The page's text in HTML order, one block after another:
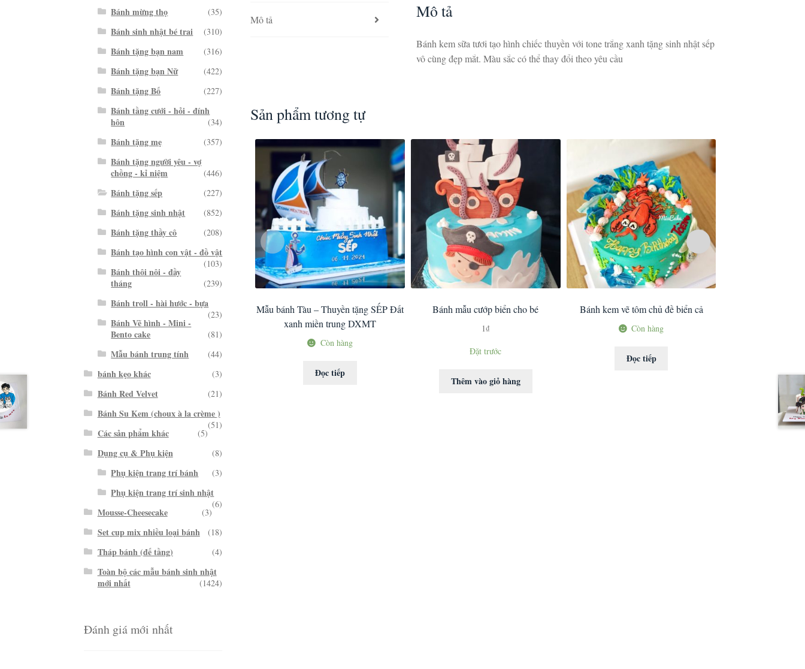
Mô tả Mô tả
Bánh kem sữa tươi tạo hình chiếc thuyền với tone trắng xanh tặng sinh nhật sếp
vô cùng đẹp mắt. Màu sắc có thể thay đổi theo yêu cầu
Sản phẩm tương tự
Mẫu bánh Tàu – Thuyền tặng SẾP Đất
xanh miền trung DXMT
Còn hàng
Đọc tiếp
Bánh mẫu cướp biển cho bé
1₫
Đặt trước
Thêm vào giỏ hàng
Bánh kem vẽ tôm chủ đề biển cả
Còn hàng
Đọc tiếp
Đọc
Bánh mừng thọ (35)
Bánh sinh nhật bé trai (310)
Bánh tặng bạn nam (316)
Bánh tặng bạn Nữ (422)
Bánh tặng Bố (227)
Bánh tầng cưới - hỏi - đính
hôn
(34)
Bánh tặng mẹ (357)
Bánh tặng người yêu - vợ
chồng - kỉ niệm
(446)
Bánh tặng sếp (227)
Bánh tặng sinh nhật (852)
Bánh tặng thầy cô (208)
Bánh tạo hình con vật - đồ vật
(103)
Bánh thôi nôi - đầy
tháng
(239)
Bánh troll - hài hước - bựa
(23)
Bánh Vẽ hình - Mini -
Bento cake
(81)
Mẫu bánh trung tính (44)
bánh kẹo khác (3)
Bánh Red Velvet (21)
Bánh Su Kem (choux à la crème )
(51)
Các sản phẩm khác (5)
Dụng cụ & Phụ kiện (8)
Phụ kiện trang trí bánh (3)
Phụ kiện trang trí sinh nhật
(6)
Mousse-Cheesecake (3)
Set cup mix nhiều loại bánh (18)
Tháp bánh (đế tầng) (4)
Toàn bộ các mẫu bánh sinh nhật
mới nhất
(1424)
Đánh giá mới nhất